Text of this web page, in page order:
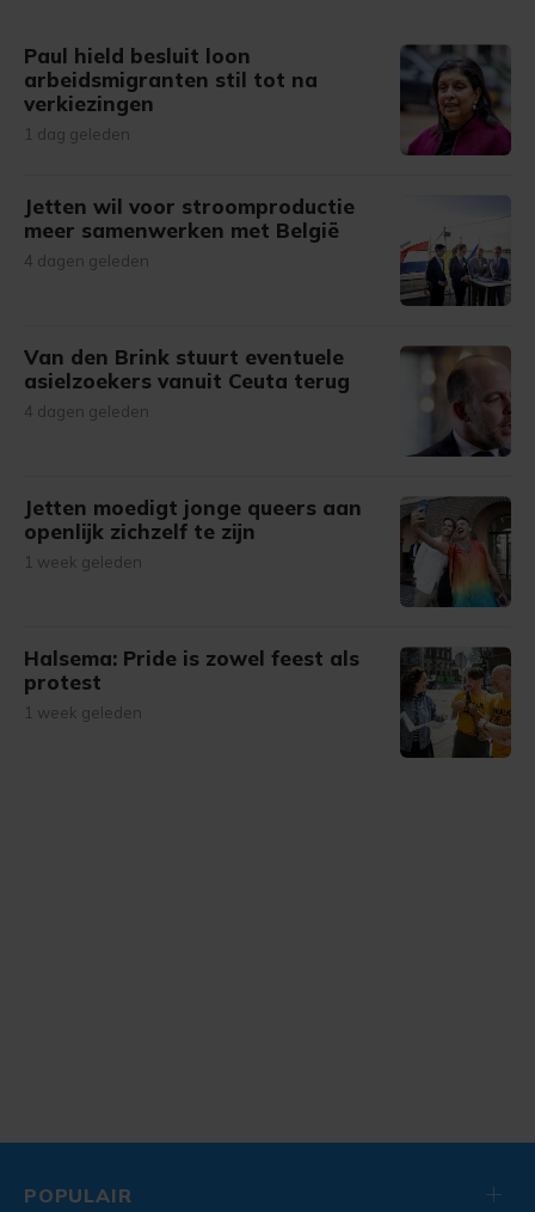
Paul hield besluit loon
arbeidsmigranten stil tot na
verkiezingen
1 dag geleden
Jetten wil voor stroomproductie
meer samenwerken met België
4 dagen geleden
Van den Brink stuurt eventuele
asielzoekers vanuit Ceuta terug
4 dagen geleden
Jetten moedigt jonge queers aan
openlijk zichzelf te zijn
1 week geleden
Halsema: Pride is zowel feest als
protest
1 week geleden
POPULAIR